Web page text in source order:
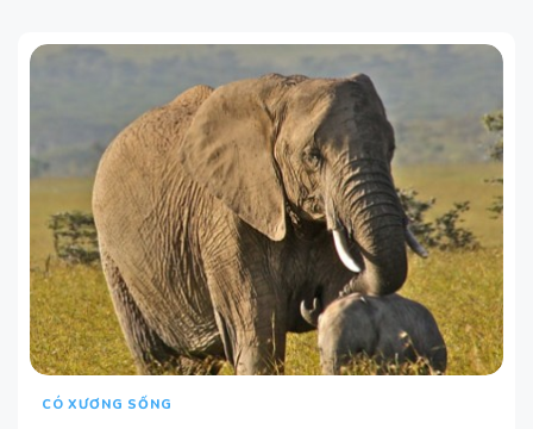
CÓ XƯƠNG SỐNG